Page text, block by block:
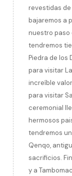
revestidas de
bajaremos a
nuestro paso
tendremos
Piedra de los
para visitar
increíble
para visitar
ceremonial
hermosos
tendremos
Qenqo,
sacrificios.
y a